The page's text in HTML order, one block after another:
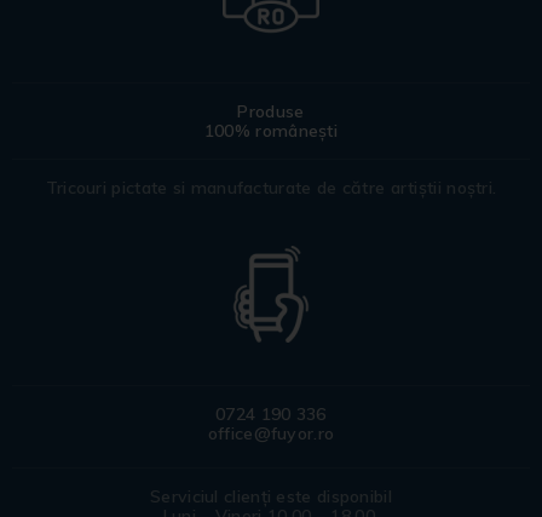
Produse
100% românești
Tricouri pictate si manufacturate de către artiștii noștri.
0724 190 336
office@fuyor.ro
Serviciul clienți este disponibil